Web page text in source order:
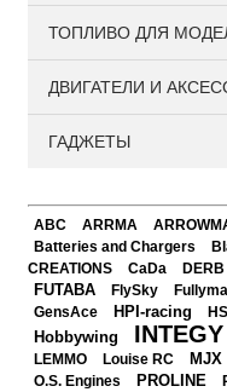
ТОПЛИВО ДЛЯ
ДВИГАТЕЛИ И
ГАДЖЕТЫ
ABC ARRMA
Batteries and Chargers
CREATIONS
CaDa DERB
FUTABA FlySky
GensAce HPI-racing
Hobbywing INTEGY
LEMMO Louise RC MJX
O.S. Engines
PROLINE